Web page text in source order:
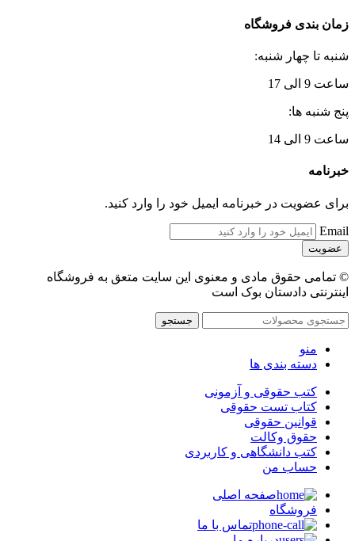
زمان بندی فروشگاه
شنبه تا چهار شنبه:
ساعت 9 الی 17
پنج شنبه ها:
ساعت 9 الی 14
خبرنامه
برای عضویت در خبرنامه ایمیل خود را وارد کنید.
Email
© تمامی حقوق مادی و معنوی این سایت متعق به فروشگاه
اینترنتی دادستان بوک است
جستجو
منو
دسته بندی ها
کتب حقوقی و آزمونی
کتاب تست حقوقی
قوانین حقوقی
حقوق وکالت
کتب دانشگاهی و کاربردی
حساب من
صفحه اصلی
فروشگاه
تماس با ما